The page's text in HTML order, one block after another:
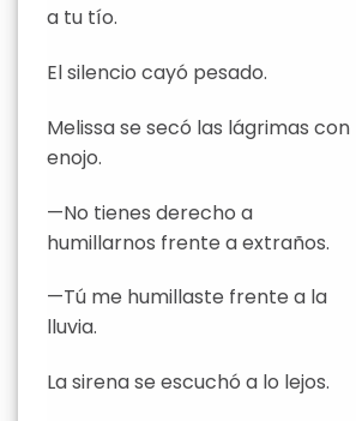
a tu tío.
El silencio cayó pesado.
Melissa se secó las lágrimas con
enojo.
—No tienes derecho a
humillarnos frente a extraños.
—Tú me humillaste frente a la
lluvia.
La sirena se escuchó a lo lejos.